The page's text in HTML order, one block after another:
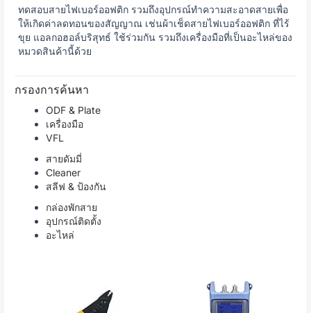
ทดสอบสายไฟเบอร์ออฟติก รวมถึงอุปกรณ์ทำความสะอาดสายเพื่อ
ให้เกิดค่าลดทอนของสัญญาณ เช่นผ้าเช็ดสายไฟเบอร์ออฟติก ที่ไร้
ขุย แอลกอฮอล์บริสุทธ์ ใช้ร่วมกัน รวมถึงเครื่องมือที่เป็นอะไหล่ของ
หมวดสินค้านี้ด้วย
กรองการค้นหา
ODF & Plate
เครื่องมือ
VFL
สายดัมมี่
Cleaner
สลีฟ & ป้องกัน
กล่องพักสาย
อุปกรณ์ติดตั้ง
อะไหล่